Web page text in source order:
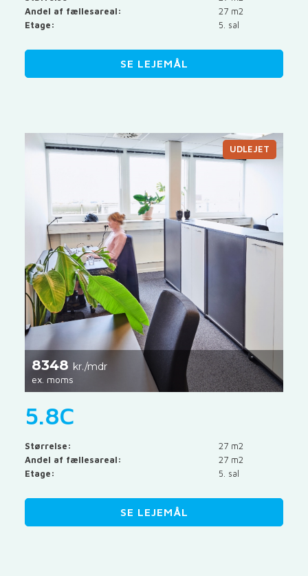
Andel af fællesareal:
27 m2
Etage:
5. sal
SE LEJEMÅL
UDLEJET
8348 kr./mdr
ex. moms
5.8C
Størrelse:
27 m2
Andel af fællesareal:
27 m2
Etage:
5. sal
SE LEJEMÅL